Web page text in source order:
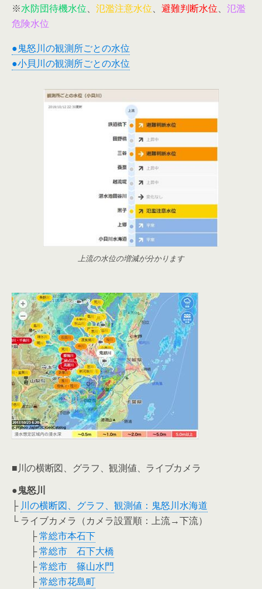
※水防団待機水位、 氾濫注意水位、 避難判断水位、 氾濫
危険水位
●鬼怒川の観測所ごとの水位
●小貝川の観測所ごとの水位
上流の水位の増減が分かります
■川の横断図、グラフ、観測値、ライブカメラ
●鬼怒川
├ 川の横断図、グラフ、観測値：鬼怒川水海道
└ ライブカメラ（カメラ設置順：上流→下流）
├常総市本石下
├常総市 石下大橋
├常総市 篠山水門
├常総市花島町